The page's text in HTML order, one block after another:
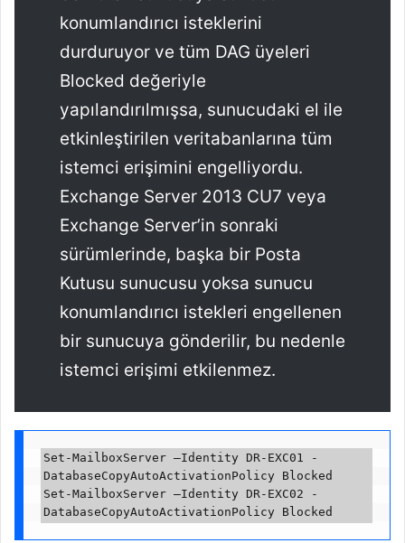
konumlandırıcı isteklerini
durduruyor ve tüm DAG üyeleri
Blocked değeriyle
yapılandırılmışsa, sunucudaki el ile
etkinleştirilen veritabanlarına tüm
istemci erişimini engelliyordu.
Exchange Server 2013 CU7 veya
Exchange Server’in sonraki
sürümlerinde, başka bir Posta
Kutusu sunucusu yoksa sunucu
konumlandırıcı istekleri engellenen
bir sunucuya gönderilir, bu nedenle
istemci erişimi etkilenmez.
Set-MailboxServer –Identity DR-EXC01 -
DatabaseCopyAutoActivationPolicy Blocked
Set-MailboxServer –Identity DR-EXC02 -